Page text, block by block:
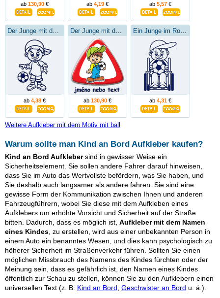
ab 130,90 € ab 4,19 € ab 5,57 €
ab 4,38 € ab 130,90 € ab 4,31 €
Weitere Aufkleber mit dem Motiv mit ball
Warum sollte man Kind an Bord Aufkleber kaufen?
Kind an Bord Aufklebersind in gewisser Weise ein
Sicherheitselement. Sie sollen andere Fahrer darauf hinweisen,
dass Sie im Auto das Wertvollste befördern, was Sie haben, und
Sie deshalb auch langsamer als andere fahren. Sie sind eine
gewisse Form der Kommunikation zwischen Ihnen und anderen
Fahrzeugführern, wobei Sie diese mit dem Aufkleben eines
Aufklebers um erhöhte Vorsicht und Sicherheit auf der Straße
bitten. Dadurch, dass es möglich ist, Aufkleber mit dem Namen
eines Kindes , zu erstellen, wird aus einer unbekannten Person in
einem Auto ein benanntes Wesen, und dies kann psychologisch zu
höherer Sicherheit im Straßenverkehr führen. Sollten Sie einen
möglichen Missbrauch des Namens des Kindes fürchten oder der
Meinung sein, dass es gefährlich ist, den Namen eines Kindes
öffentlich zur Schau zu stellen, können Sie zu den Aufklebern einen
universellen Text (z. B. Kind an Bord Geschwister an Bord u. ä.).